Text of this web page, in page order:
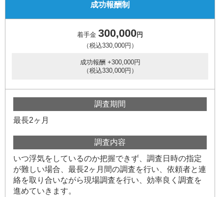
成功報酬制
着手金 300,000円
（税込330,000円）
成功報酬 +300,000円
（税込330,000円）
調査期間
最長2ヶ月
調査内容
いつ浮気をしているのか把握できず、調査日時の指定
が難しい場合、最長2ヶ月間の調査を行い、依頼者と連
絡を取り合いながら現場調査を行い、効率良く調査を
進めていきます。